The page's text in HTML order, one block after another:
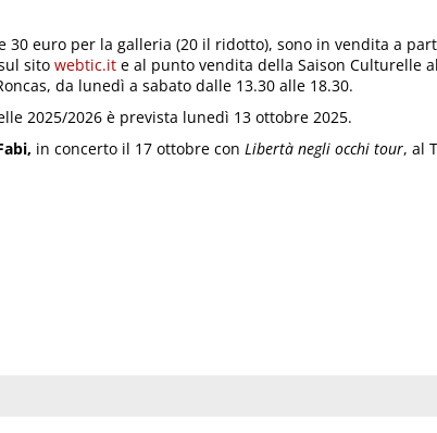
30 euro per la galleria (20 il ridotto), sono in vendita a
sito webtic.it e al punto vendita della Saison Culturelle al
da lunedì a sabato dalle 13.30 alle 18.30.
2025/2026 è prevista lunedì 13 ottobre 2025.
in concerto il 17 ottobre con Libertà negli occhi tour, al